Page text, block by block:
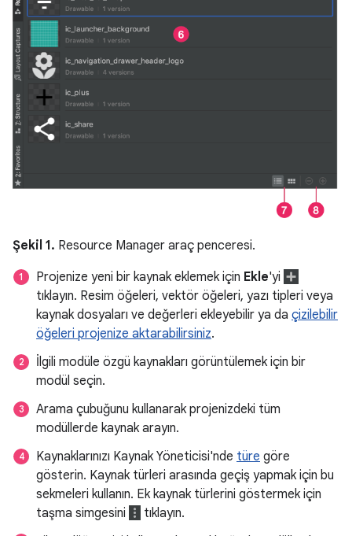
Şekil 1. Resource Manager araç penceresi.
Projenize yeni bir kaynak eklemek için Ekle'yi
tıklayın. Resim öğeleri, vektör öğeleri, yazı tipleri veya
kaynak dosyaları ve değerleri ekleyebilir ya da çizilebilir
öğeleri projenize aktarabilirsiniz.
İlgili modüle özgü kaynakları görüntülemek için bir
modül seçin.
Arama çubuğunu kullanarak projenizdeki tüm
modüllerde kaynak arayın.
Kaynaklarınızı Kaynak Yöneticisi'nde türe göre
gösterin. Kaynak türleri arasında geçiş yapmak için bu
sekmeleri kullanın. Ek kaynak türlerini göstermek için
taşma simgesini
tıklayın.